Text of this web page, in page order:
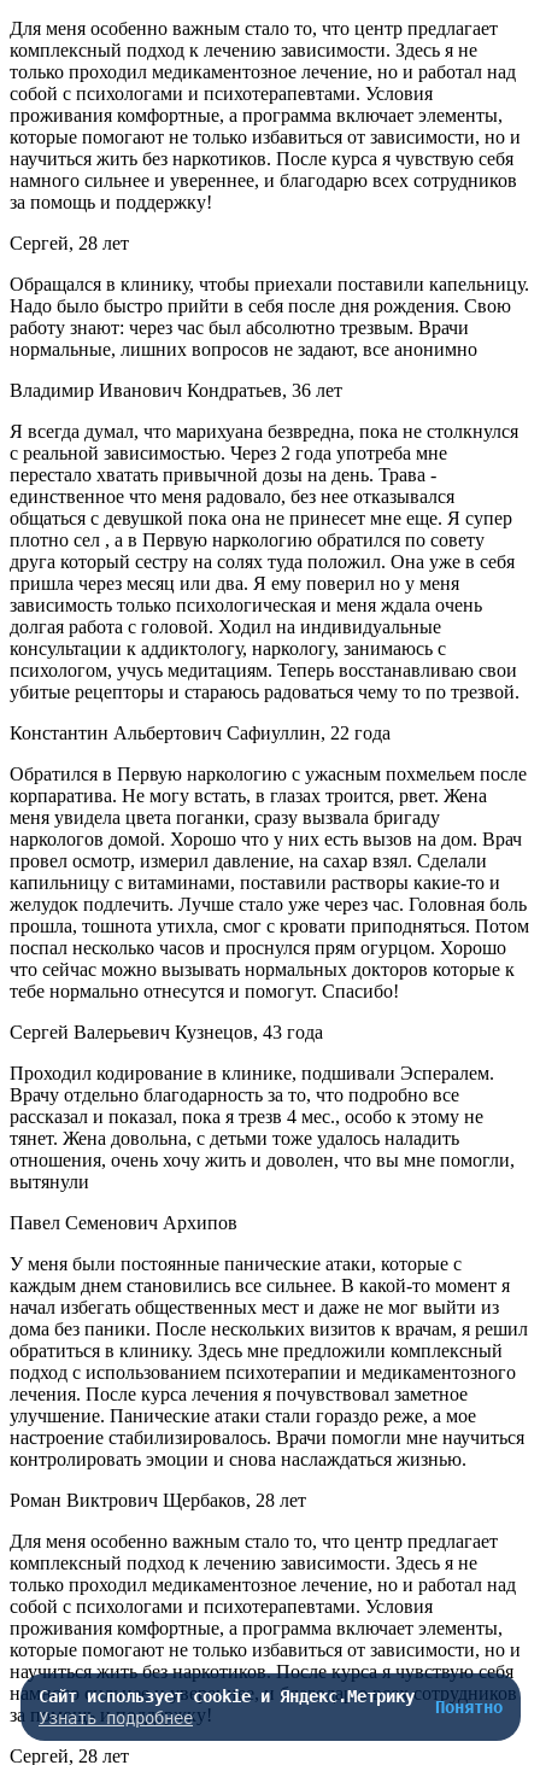
Для меня особенно важным стало то, что центр предлагает
комплексный подход к лечению зависимости. Здесь я не
только проходил медикаментозное лечение, но и работал над
собой с психологами и психотерапевтами. Условия
проживания комфортные, а программа включает элементы,
которые помогают не только избавиться от зависимости, но и
научиться жить без наркотиков. После курса я чувствую себя
намного сильнее и увереннее, и благодарю всех сотрудников
за помощь и поддержку!
Сергей, 28 лет
Обращался в клинику, чтобы приехали поставили капельницу.
Надо было быстро прийти в себя после дня рождения. Свою
работу знают: через час был абсолютно трезвым. Врачи
нормальные, лишних вопросов не задают, все анонимно
Владимир Иванович Кондратьев, 36 лет
Я всегда думал, что марихуана безвредна, пока не столкнулся
с реальной зависимостью. Через 2 года употреба мне
перестало хватать привычной дозы на день. Трава -
единственное что меня радовало, без нее отказывался
общаться с девушкой пока она не принесет мне еще. Я супер
плотно сел , а в Первую наркологию обратился по совету
друга который сестру на солях туда положил. Она уже в себя
пришла через месяц или два. Я ему поверил но у меня
зависимость только психологическая и меня ждала очень
долгая работа с головой. Ходил на индивидуальные
консультации к аддиктологу, наркологу, занимаюсь с
психологом, учусь медитациям. Теперь восстанавливаю свои
убитые рецепторы и стараюсь радоваться чему то по трезвой.
Константин Альбертович Сафиуллин, 22 года
Обратился в Первую наркологию с ужасным похмельем после
корпаратива. Не могу встать, в глазах троится, рвет. Жена
меня увидела цвета поганки, сразу вызвала бригаду
наркологов домой. Хорошо что у них есть вызов на дом. Врач
провел осмотр, измерил давление, на сахар взял. Сделали
капильницу с витаминами, поставили растворы какие-то и
желудок подлечить. Лучше стало уже через час. Головная боль
прошла, тошнота утихла, смог с кровати приподняться. Потом
поспал несколько часов и проснулся прям огурцом. Хорошо
что сейчас можно вызывать нормальных докторов которые к
тебе нормально отнесутся и помогут. Спасибо!
Сергей Валерьевич Кузнецов, 43 года
Проходил кодирование в клинике, подшивали Эспералем.
Врачу отдельно благодарность за то, что подробно все
рассказал и показал, пока я трезв 4 мес., особо к этому не
тянет. Жена довольна, с детьми тоже удалось наладить
отношения, очень хочу жить и доволен, что вы мне помогли,
вытянули
Павел Семенович Архипов
У меня были постоянные панические атаки, которые с
каждым днем становились все сильнее. В какой-то момент я
начал избегать общественных мест и даже не мог выйти из
дома без паники. После нескольких визитов к врачам, я решил
обратиться в клинику. Здесь мне предложили комплексный
подход с использованием психотерапии и медикаментозного
лечения. После курса лечения я почувствовал заметное
улучшение. Панические атаки стали гораздо реже, а мое
настроение стабилизировалось. Врачи помогли мне научиться
контролировать эмоции и снова наслаждаться жизнью.
Роман Виктрович Щербаков, 28 лет
Для меня особенно важным стало то, что центр предлагает
комплексный подход к лечению зависимости. Здесь я не
только проходил медикаментозное лечение, но и работал над
собой с психологами и психотерапевтами. Условия
проживания комфортные, а программа включает элементы,
которые помогают не только избавиться от зависимости, но и
научиться жить без наркотиков. После курса я чувствую себя
намного сильнее и увереннее, и благодарю всех сотрудников
за помощь и поддержку!
Сергей, 28 лет
Сайт использует cookie и Яндекс.Метрику
Узнать подробнее
Понятно